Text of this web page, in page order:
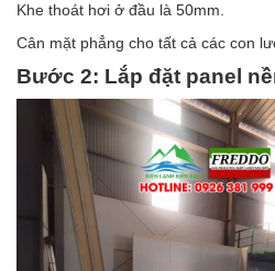
Khe thoát hơi ở đầu là 50mm.
Cân mặt phẳng cho tất cả các con
Bước 2: Lắp đặt panel